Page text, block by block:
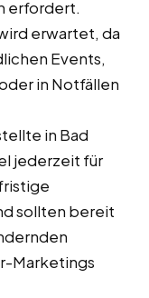
erfordert.
erwartet, da
Events,
in Notfällen
in Bad
jederzeit für
sollten bereit
Marketings